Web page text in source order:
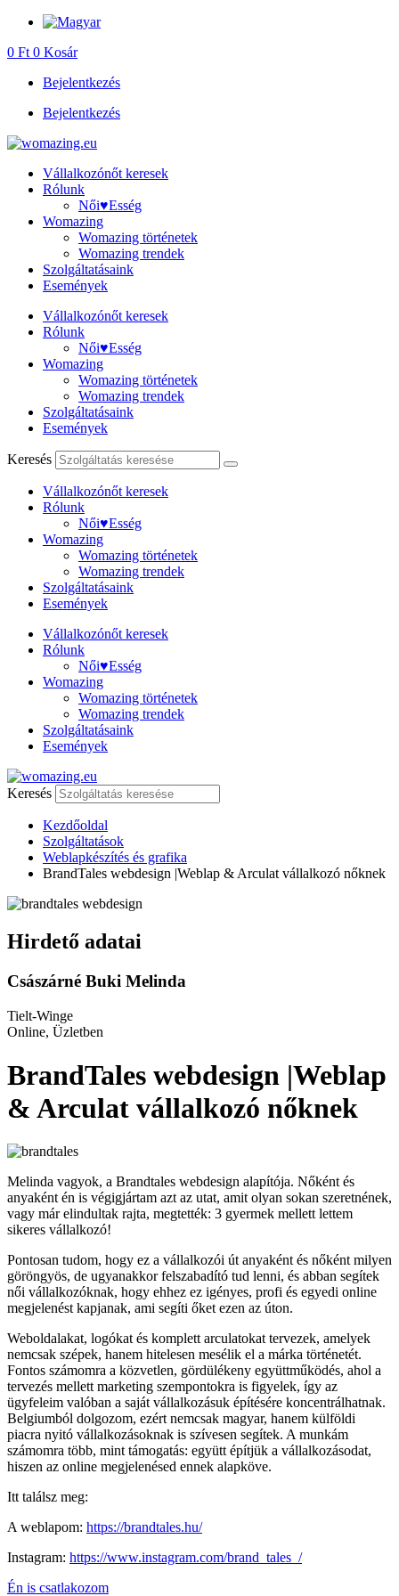
Ugrás
tartalomhoz
0 Ft 0 Kosár
Bejelentkezés
Bejelentkezés
Vállalkozónőt keresek
Rólunk
Női♥Esség
Womazing
Womazing történetek
Womazing trendek
Szolgáltatásaink
Események
Vállalkozónőt keresek
Rólunk
Női♥Esség
Womazing
Womazing történetek
Womazing trendek
Szolgáltatásaink
Események
Keresés
Vállalkozónőt keresek
Rólunk
Női♥Esség
Womazing
Womazing történetek
Womazing trendek
Szolgáltatásaink
Események
Vállalkozónőt keresek
Rólunk
Női♥Esség
Womazing
Womazing történetek
Womazing trendek
Szolgáltatásaink
Események
Keresés
Kezdőoldal
Szolgáltatások
Weblapkészítés és grafika
BrandTales webdesign |Weblap & Arculat vállalkozó nőknek
Hirdető adatai
Császárné Buki Melinda
Tielt-Winge
Online, Üzletben
BrandTales webdesign |Weblap
& Arculat vállalkozó nőknek
Melinda vagyok, a Brandtales webdesign alapítója. Nőként és
anyaként én is végigjártam azt az utat, amit olyan sokan szeretnének,
vagy már elindultak rajta, megtették: 3 gyermek mellett lettem
sikeres vállalkozó!
Pontosan tudom, hogy ez a vállalkozói út anyaként és nőként milyen
göröngyös, de ugyanakkor felszabadító tud lenni, és abban segítek
női vállalkozóknak, hogy ehhez ez igényes, profi és egyedi online
megjelenést kapjanak, ami segíti őket ezen az úton.
Weboldalakat, logókat és komplett arculatokat tervezek, amelyek
nemcsak szépek, hanem hitelesen mesélik el a márka történetét.
Fontos számomra a közvetlen, gördülékeny együttműködés, ahol a
tervezés mellett marketing szempontokra is figyelek, így az
ügyfeleim valóban a saját vállalkozásuk építésére koncentrálhatnak.
Belgiumból dolgozom, ezért nemcsak magyar, hanem külföldi
piacra nyitó vállalkozásoknak is szívesen segítek. A munkám
számomra több, mint támogatás: együtt építjük a vállalkozásodat,
hiszen az online megjelenésed ennek alapköve.
Itt találsz meg:
A weblapom: https://brandtales.hu/
Instagram: https://www.instagram.com/brand_tales_/
Én is csatlakozom